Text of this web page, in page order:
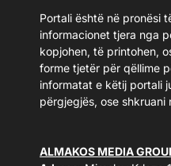
Portali është në pronësi
informacionet tjera nga
kopjohen, të printohen,
forme tjetër për qëllime
informatat e këtij portali
përgjegjës, ose
ALMAKOS MEDIA